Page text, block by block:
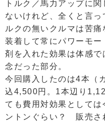
トルク／馬力アップに
ないけれど、全くと言っ
ルクの無いクルマは苦
装着して常にパワーモ
剤を入れた効果は体感
念だった部分。
今回購入したのは4本（
込4,500円。1本辺り
ても費用対効果としては
ントンぐらい？ 販売さ